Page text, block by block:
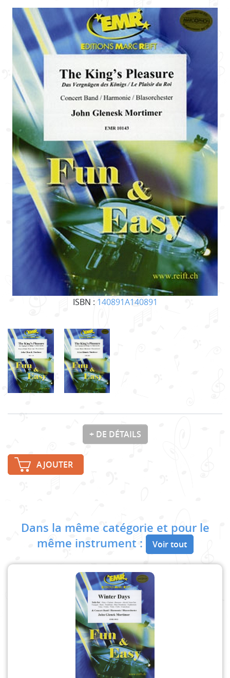
ISBN : 140891A140891
+ DE DÉTAILS
AJOUTER
Dans la même catégorie et pour le
même instrument :
Voir tout